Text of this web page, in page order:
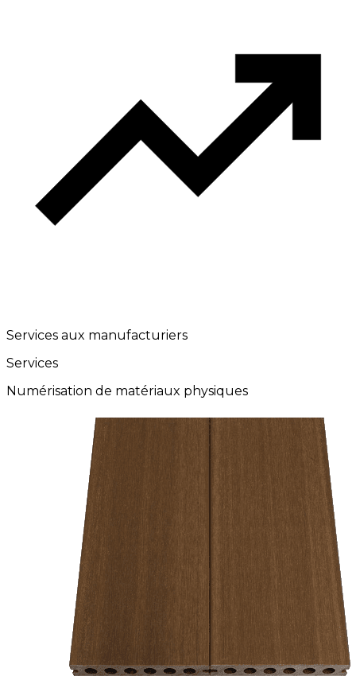
Services aux manufacturiers
Services
Numérisation de matériaux physiques